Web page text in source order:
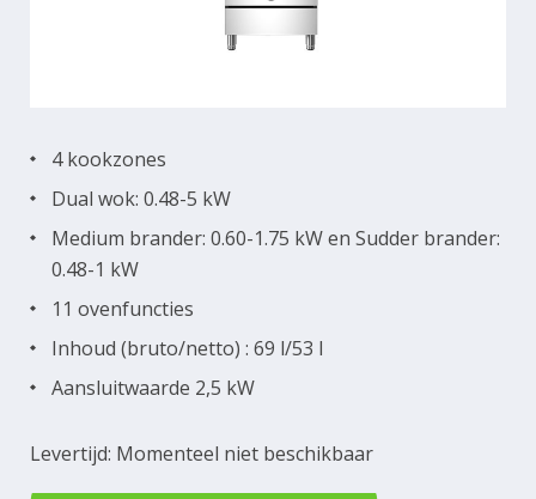
Levertijd: Momenteel niet beschikbaar
4 kookzones
Dual wok: 0.48-5 kW
Medium brander: 0.60-1.75 kW en Sudder brander:
0.48-1 kW
11 ovenfuncties
Inhoud (bruto/netto) : 69 l/53 l
Aansluitwaarde 2,5 kW